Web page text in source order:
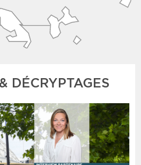
DÉCRYPTAGES